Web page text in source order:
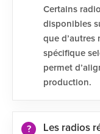
Certains
disponibles
que d’autres
spécifique
permet
production.
Les radios